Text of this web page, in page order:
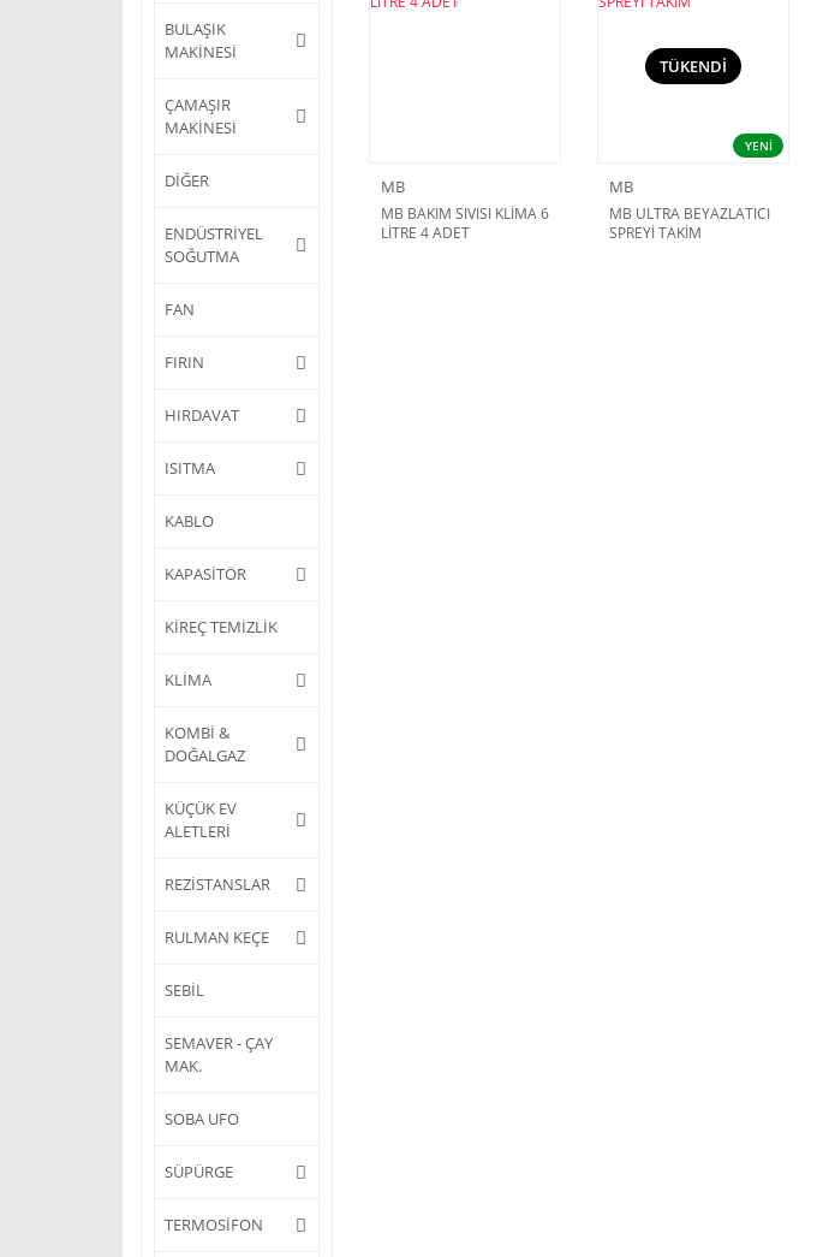
BULAŞIK
MAKİNESİ
ÇAMAŞIR
MAKİNESİ
DİĞER
ENDÜSTRİYEL
SOĞUTMA
FAN
FIRIN
HIRDAVAT
ISITMA
KABLO
KAPASİTÖR
KİREÇ TEMİZLİK
KLİMA
KOMBİ &
DOĞALGAZ
KÜÇÜK EV
ALETLERİ
REZİSTANSLAR
RULMAN KEÇE
SEBİL
SEMAVER - ÇAY
MAK.
SOBA UFO
SÜPÜRGE
TERMOSİFON
MB
MB BAKIM SIVISI KLİMA 6
LİTRE 4 ADET
YENİ
TÜKENDİ
MB
MB ULTRA BEYAZLATICI
SPREYİ TAKİM